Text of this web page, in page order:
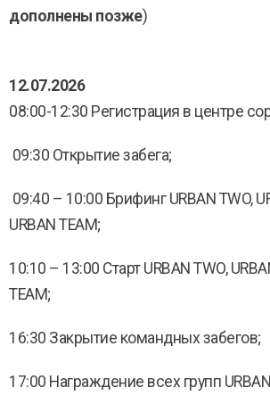
дополнены позже)
12.07.2026
08:00-12:30 Регистрация в центре
09:30 Открытие забега;
09:40 – 10:00 Брифинг URBAN TWO,
URBAN TEAM;
10:10 – 13:00 Старт URBAN TWO,
TEAM;
16:30 Закрытие командных забегов;
17:00 Награждение всех групп